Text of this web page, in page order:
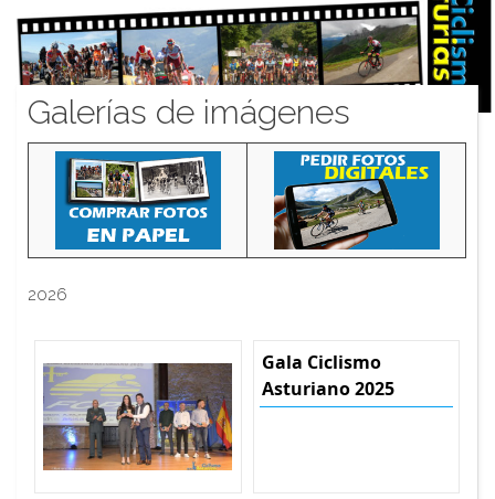
Galerías de imágenes
2026
Gala Ciclismo
Asturiano 2025